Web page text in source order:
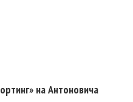
на Антоновича